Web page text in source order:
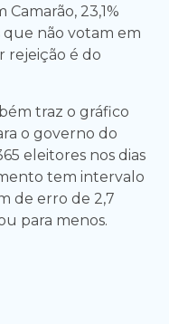
23,1%
não votam em
rejeição é do
traz o gráfico
o governo do
eleitores nos dias
tem intervalo
de erro de 2,7
para menos.